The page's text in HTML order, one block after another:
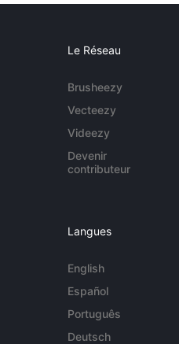
Le Réseau
Brusheezy
Vecteezy
Videezy
Devenir
contributeur
Langues
English
Español
Português
Deutsch